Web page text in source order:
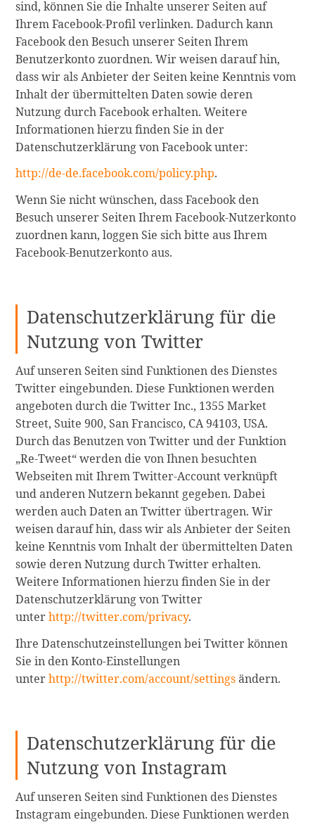
sind, können Sie die Inhalte unserer Seiten auf
Ihrem Facebook-Profil verlinken. Dadurch kann
Facebook den Besuch unserer Seiten Ihrem
Benutzerkonto zuordnen. Wir weisen darauf hin,
dass wir als Anbieter der Seiten keine Kenntnis vom
Inhalt der übermittelten Daten sowie deren
Nutzung durch Facebook erhalten. Weitere
Informationen hierzu finden Sie in der
Datenschutzerklärung von Facebook unter:
http://de-de.facebook.com/policy.php.
Wenn Sie nicht wünschen, dass Facebook den
Besuch unserer Seiten Ihrem Facebook-Nutzerkonto
zuordnen kann, loggen Sie sich bitte aus Ihrem
Facebook-Benutzerkonto aus.
Datenschutzerklärung für die
Nutzung von Twitter
Auf unseren Seiten sind Funktionen des Dienstes
Twitter eingebunden. Diese Funktionen werden
angeboten durch die Twitter Inc., 1355 Market
Street, Suite 900, San Francisco, CA 94103, USA.
Durch das Benutzen von Twitter und der Funktion
„Re-Tweet“ werden die von Ihnen besuchten
Webseiten mit Ihrem Twitter-Account verknüpft
und anderen Nutzern bekannt gegeben. Dabei
werden auch Daten an Twitter übertragen. Wir
weisen darauf hin, dass wir als Anbieter der Seiten
keine Kenntnis vom Inhalt der übermittelten Daten
sowie deren Nutzung durch Twitter erhalten.
Weitere Informationen hierzu finden Sie in der
Datenschutzerklärung von Twitter
unterhttp://twitter.com/privacy.
Ihre Datenschutzeinstellungen bei Twitter können
Sie in den Konto-Einstellungen
unterhttp://twitter.com/account/settingsändern.
Datenschutzerklärung für die
Nutzung von Instagram
Auf unseren Seiten sind Funktionen des Dienstes
Instagram eingebunden. Diese Funktionen werden